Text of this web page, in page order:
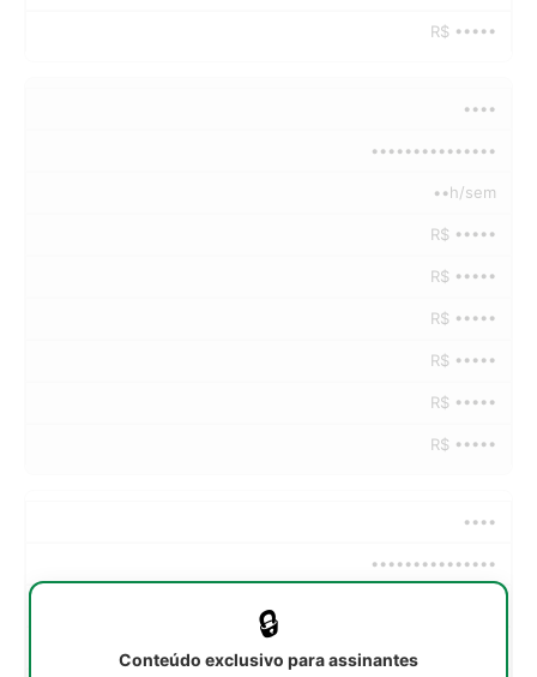
R$ •••••
••••
•••••••••••••••
••h/sem
R$ •••••
R$ •••••
R$ •••••
R$ •••••
R$ •••••
R$ •••••
••••
•••••••••••••••
🔒
Conteúdo exclusivo para assinantes